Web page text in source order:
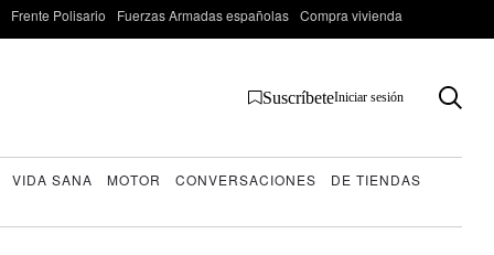
Frente Polisario Fuerzas Armadas españolas Compra vivienda
SuscríbeteIniciar sesión
VIDA SANA MOTOR CONVERSACIONES
DE TIENDAS